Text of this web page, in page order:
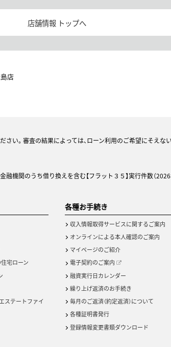
店舗情報 トップへ
店
い。審査の結果によっては、ローン利用のご希望にそえな
機関のうち借り換えを含む【フラット３５】実行件数（
宅ローン
ステートファイ
各種お手続き
収入情報取得サービスに関するご案内
オンラインによる本人確認のご案内
マイページのご紹介
電子契約のご案内
融資実行日カレンダー
繰り上げ返済のお手続き
毎月のご返済（約定返済）について
各種証明書発行
登録情報変更書類ダウンロード